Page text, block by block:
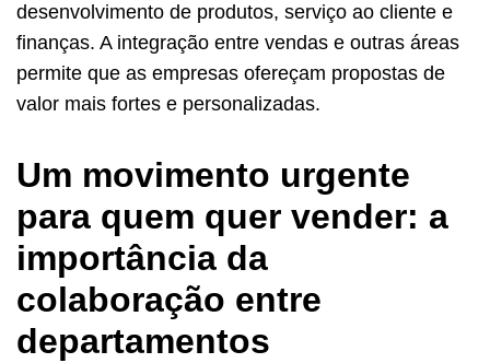
desenvolvimento de produtos, serviço ao cliente e
finanças. A integração entre vendas e outras áreas
permite que as empresas ofereçam propostas de
valor mais fortes e personalizadas.
Um movimento urgente
para quem quer vender: a
importância da
colaboração entre
departamentos